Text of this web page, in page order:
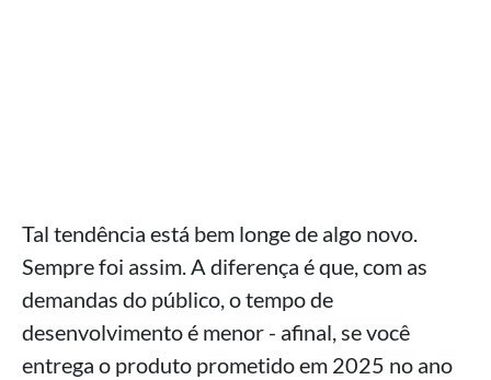
Tal tendência está bem longe de algo novo.
Sempre foi assim. A diferença é que, com as
demandas do público, o tempo de
desenvolvimento é menor - afinal, se você
entrega o produto prometido em 2025 no ano